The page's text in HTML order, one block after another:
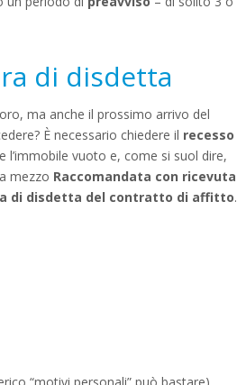
di disdetta
ma anche il prossimo arrivo del
È necessario chiedere il recesso
l’immobile vuoto e, come si suol dire,
mezzo Raccomandata con ricevuta
di disdetta del contratto di affitto.
“motivi personali” può bastare)